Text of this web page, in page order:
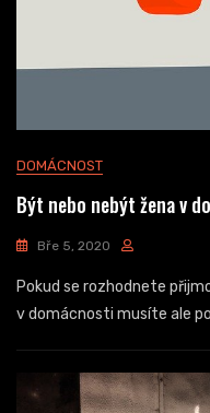
DOMÁCNOST
Být nebo nebýt žena v
Bře 5, 2020
Pokud se rozhodnete
v domácnosti musíte ale